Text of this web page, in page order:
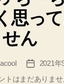
思っ
せん
投
稿
2021年
トはまだありま